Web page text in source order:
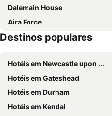
Dalemain House
Aira Force
Appleby Castle
Lake District Walking Festival
Honister Slate Mine
Destinos populares
Hotéis em Newcastle upon Tyne
Hotéis em Gateshead
Hotéis em Durham
Hotéis em Kendal